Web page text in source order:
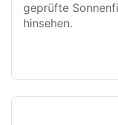
geprüfte
hinsehen.